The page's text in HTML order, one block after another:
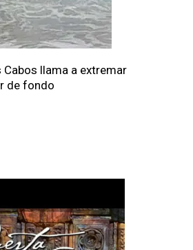
llama a extremar
de fondo